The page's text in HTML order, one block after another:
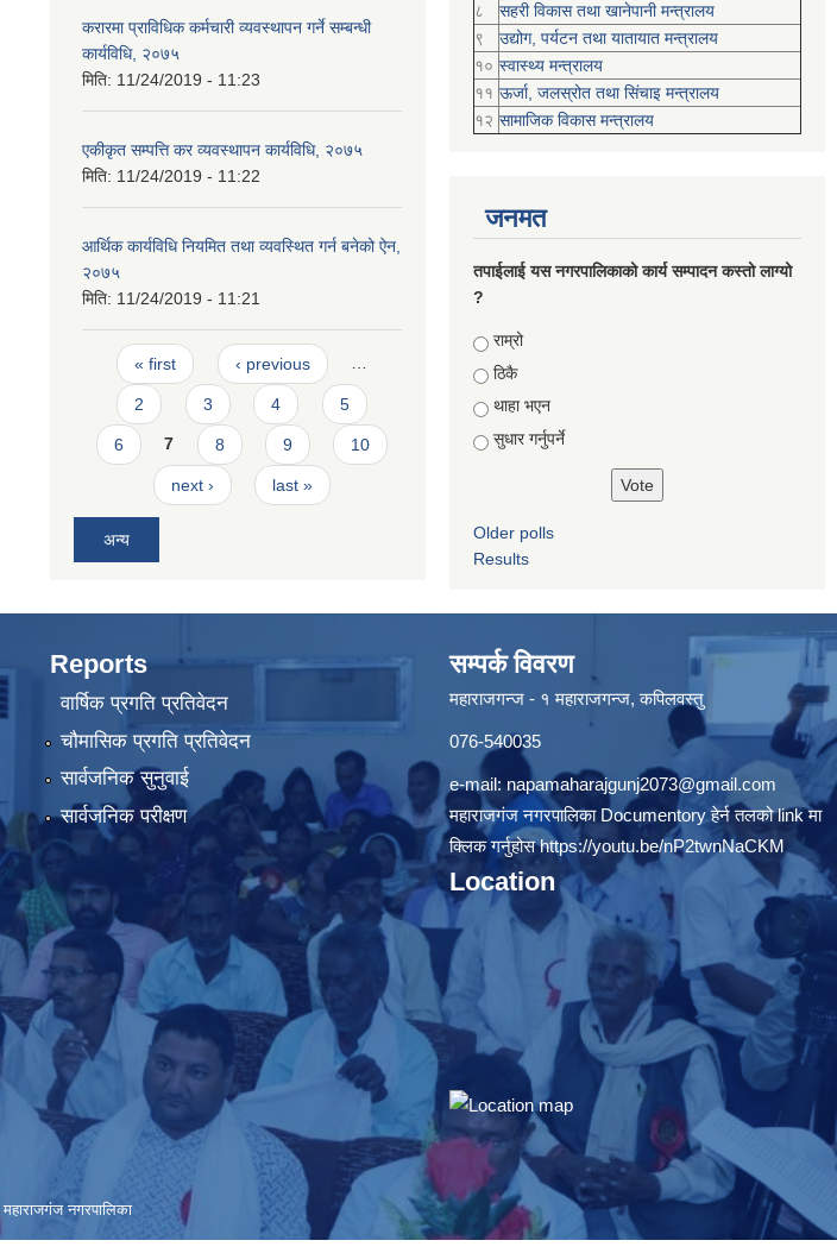
करारमा प्राविधिक कर्मचारी व्यवस्थापन गर्ने सम्बन्धी
कार्यविधि, २०७५
मिति: 11/24/2019 - 11:23
एकीकृत सम्पत्ति कर व्यवस्थापन कार्यविधि, २०७५
मिति: 11/24/2019 - 11:22
आर्थिक कार्यविधि नियमित तथा व्यवस्थित गर्न बनेको ऐन,
२०७५
मिति: 11/24/2019 - 11:21
Pages
« first ‹ previous …
2 3 4 5
6 7 8 9 10
next › last »
अन्य
८
सहरी विकास तथा खानेपानी मन्त्रालय
९
उद्योग, पर्यटन तथा यातायात मन्त्रालय
१० स्वास्थ्य मन्त्रालय
११ ऊर्जा, जलस्रोत तथा सिंचाइ मन्त्रालय
१२ सामाजिक विकास मन्‍‍त्रालय
जनमत
तपाईलाई यस नगरपालिकाको कार्य सम्पादन कस्तो लाग्यो
?
Choices
राम्रो
ठिकै
थाहा भएन
सुधार गर्नुपर्ने
Older polls
Results
Reports
वार्षिक प्रगति प्रतिवेदन
चौमासिक प्रगति प्रतिवेदन
सार्वजनिक सुनुवाई
सार्वजनिक परीक्षण
सम्पर्क विवरण
महाराजगन्ज - १ महाराजगन्ज, कपिलवस्तु
076-540035
e-mail: napamaharajgunj2073@gmail.com
महाराजगंज नगरपालिका Documentory हेर्न तलको link मा
क्लिक गर्नुहोसhttps://youtu.be/nP2twnNaCKM
Location
नगरपालिका